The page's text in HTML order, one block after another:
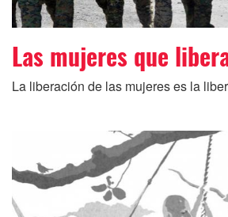
Las mujeres que
La liberación de las mujeres es la